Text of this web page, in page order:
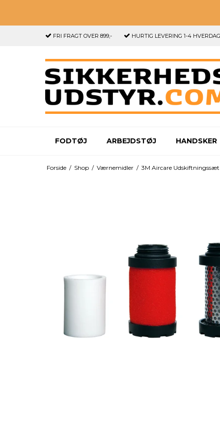
FRI FRAGT OVER 899,- HURTIG LEVERING 1-4
FODTØJ ARBEJDSTØJ HANDSKER
Forside / Shop / Værnemidler / 3M Aircare